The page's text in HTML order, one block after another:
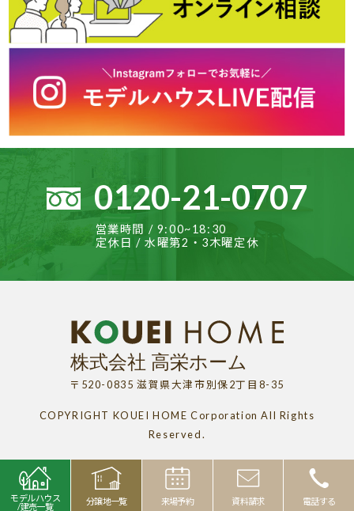
0120-21-0707
営業時間 / 9:00~18:30
定休日 / 水曜第2・3木曜定休
〒520-0835 滋賀県大津市別保2丁目8-35
COPYRIGHT KOUEI HOME Corporation All Rights
Reserved.
モデルハウス
/建売一覧
分譲地一覧 来場予約 資料請求 電話する